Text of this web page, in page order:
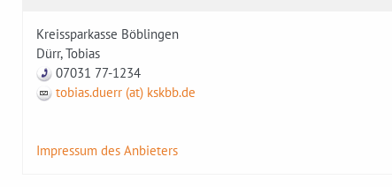
Kreissparkasse Böblingen
Dürr, Tobias
07031 77-1234
tobias.duerr (at) kskbb.de
Impressum des Anbieters